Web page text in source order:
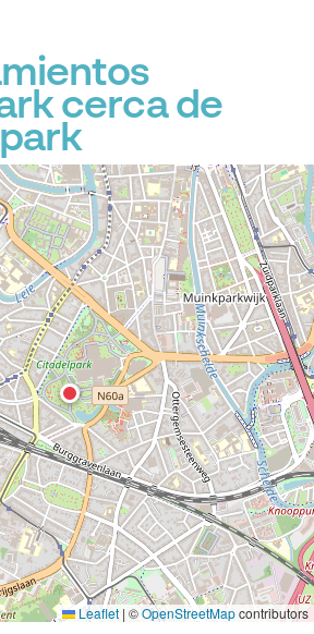
cerca de
Leaflet | ©OpenStreetMapcontributors